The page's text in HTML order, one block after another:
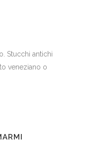
Stucchi antichi
veneziano o